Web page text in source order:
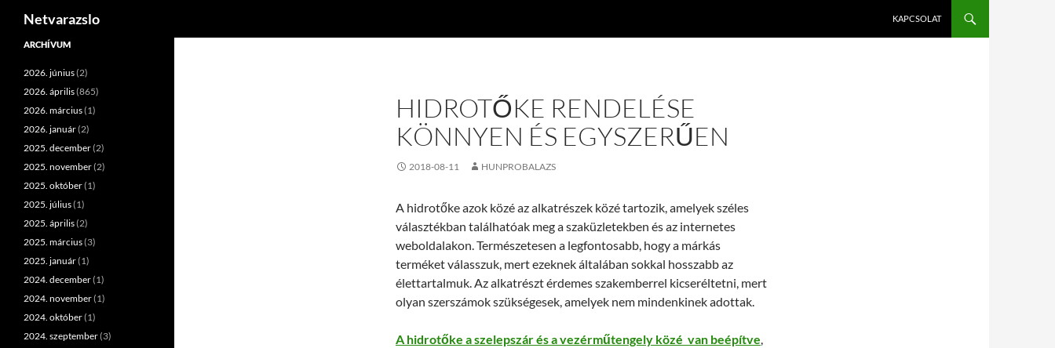
Kilépés
Netvarazslo KAPCSOLAT
HIDROTŐKE RENDELÉSE
KÖNNYEN ÉS EGYSZERŰEN
2018-08-11 HUNPROBALAZS
A hidrotőke azok közé az alkatrészek közé tartozik, amelyek széles
választékban találhatóak meg a szaküzletekben és az internetes
weboldalakon. Természetesen a legfontosabb, hogy a márkás
terméket válasszuk, mert ezeknek általában sokkal hosszabb az
élettartalmuk. Az alkatrészt érdemes szakemberrel kicseréltetni, mert
olyan szerszámok szükségesek, amelyek nem mindenkinek adottak.
A hidrotőke a szelepszár és a vezérműtengely közé van beépítve,
ARCHÍVUM
2026. június(2)
2026. április(865)
2026. március(1)
2026. január(2)
2025. december(2)
2025. november(2)
2025. október(1)
2025. július(1)
2025. április(2)
2025. március(3)
2025. január(1)
2024. december(1)
2024. november(1)
2024. október(1)
2024. szeptember(3)